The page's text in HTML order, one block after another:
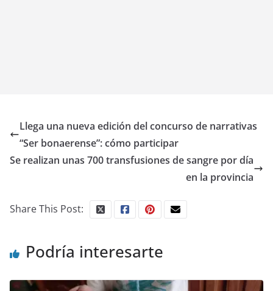
Llega una nueva edición del concurso de narrativas
“Ser bonaerense”: cómo participar
Se realizan unas 700 transfusiones de sangre por día
en la provincia
Share This Post:
Podría interesarte